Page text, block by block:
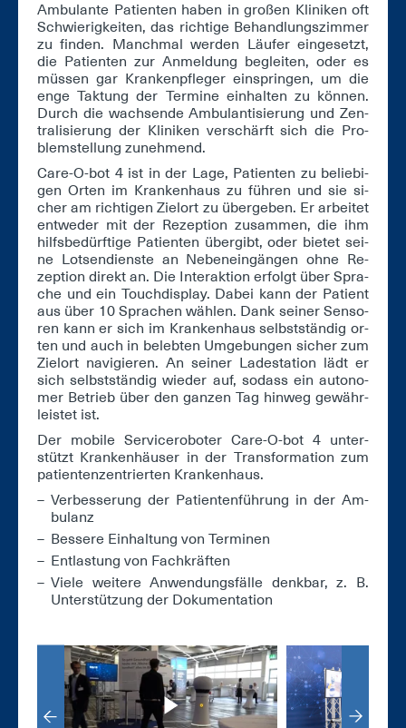
Am­bu­lan­te Pa­ti­en­ten ha­ben in gro­ßen Kli­ni­ken oft
Schwie­rig­kei­ten, das rich­ti­ge Be­hand­lungs­zim­mer
zu fin­den. Manch­mal wer­den Läu­fer ein­ge­setzt,
die Pa­ti­en­ten zur An­mel­dung be­glei­ten, oder es
müs­sen gar Kran­ken­pfle­ger ein­sprin­gen, um die
en­ge Tak­tung der Ter­mi­ne ein­hal­ten zu kön­nen.
Durch die wach­sen­de Am­bu­lan­ti­sie­rung und Zen­
tra­li­sie­rung der Kli­ni­ken ver­schärft sich die Pro­
blem­stel­lung zu­neh­mend.
Ca­re-O-bot 4 ist in der La­ge, Pa­ti­en­ten zu be­lie­bi­
gen Or­ten im Kran­ken­haus zu füh­ren und sie si­
cher am rich­ti­gen Ziel­ort zu über­ge­ben. Er ar­bei­tet
ent­we­der mit der Re­zep­ti­on zu­sam­men, die ihm
hilfs­be­dürf­ti­ge Pa­ti­en­ten über­gibt, oder bie­tet sei­
ne Lot­sen­diens­te an Ne­ben­ein­gän­gen oh­ne Re­
zep­ti­on di­rekt an. Die In­ter­ak­ti­on er­folgt über Spra­
che und ein Touch­dis­play. Da­bei kann der Pa­ti­ent
aus über 10 Spra­chen wäh­len. Dank sei­ner Sen­so­
ren kann er sich im Kran­ken­haus selbst­stän­dig or­
ten und auch in be­leb­ten Um­ge­bun­gen si­cher zum
Ziel­ort na­vi­gie­ren. An sei­ner La­de­sta­ti­on lädt er
sich selbst­stän­dig wie­der auf, so­dass ein au­to­no­
mer Be­trieb über den gan­zen Tag hin­weg ge­währ­
leis­tet ist.
Der mo­bi­le Ser­vice­ro­bo­ter Ca­re-O-bot 4 un­ter­
stützt Kran­ken­häu­ser in der Trans­for­ma­ti­on zum
pa­ti­en­ten­zen­trier­ten Kran­ken­haus.
Ver­bes­se­rung der Pa­ti­en­ten­füh­rung in der Am­
bu­lanz
Bes­se­re Ein­hal­tung von Ter­mi­nen
Ent­las­tung von Fach­kräf­ten
Vie­le wei­te­re An­wen­dungs­fäl­le denk­bar, z. B.
Un­ter­stüt­zung der Do­ku­men­ta­ti­on